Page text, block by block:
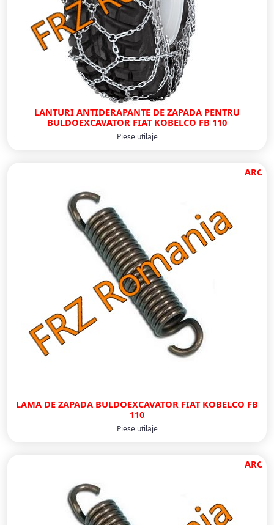
LANTURI ANTIDERAPANTE DE ZAPADA PENTRU
BULDOEXCAVATOR FIAT KOBELCO FB 110
Piese utilaje
ARC
LAMA DE ZAPADA BULDOEXCAVATOR FIAT KOBELCO FB
110
Piese utilaje
ARC